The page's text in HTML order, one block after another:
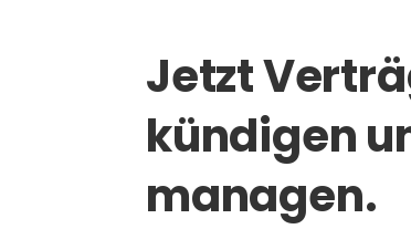
Jetzt
kündigen
managen.